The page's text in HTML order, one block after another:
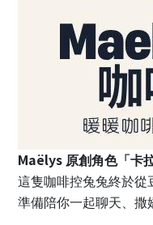
Maëlys 原創角色「卡
這隻咖啡控兔兔終於從
準備陪你一起聊天、撒